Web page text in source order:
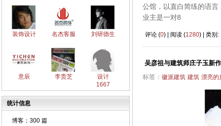
装饰设计 名杰客服 刘研德生
意辰 李贵芝
设计
1667
统计信息
博客： 300 篇
公馆，以直白简练的语
业主是一对8
评论 (0) | 阅读 (1280) | 类别:
吴彦祖与建筑师庄子玉新
标签： 徽派建筑 建筑 漂亮的